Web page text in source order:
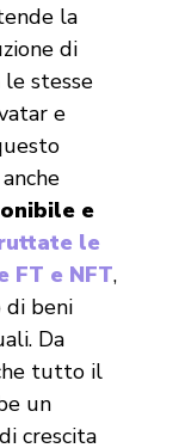
la
di
stesse
e
e
le
FT e NFT,
di beni
Da
tutto il
un
crescita